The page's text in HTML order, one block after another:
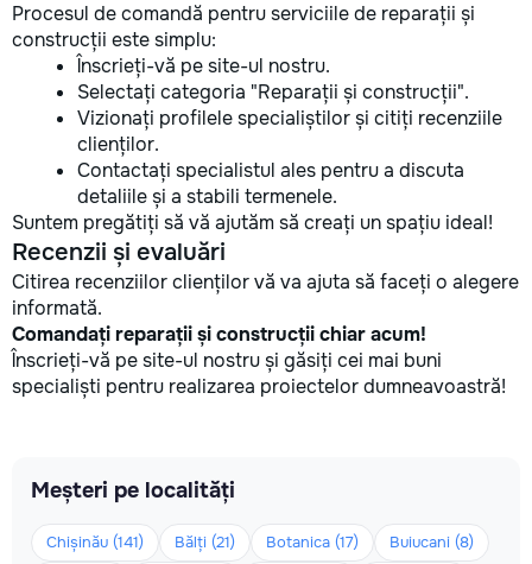
Procesul de comandă pentru serviciile de reparații și
construcții este simplu:
Înscrieți-vă pe site-ul nostru.
Selectați categoria "Reparații și construcții".
Vizionați profilele specialiștilor și citiți recenziile
clienților.
Contactați specialistul ales pentru a discuta
detaliile și a stabili termenele.
Suntem pregătiți să vă ajutăm să creați un spațiu ideal!
Recenzii și evaluări
Citirea recenziilor clienților vă va ajuta să faceți o alegere
informată.
Comandați reparații și construcții chiar acum!
Înscrieți-vă pe site-ul nostru și găsiți cei mai buni
specialiști pentru realizarea proiectelor dumneavoastră!
Meșteri pe localități
Chișinău (141) Bălți (21) Botanica (17)
Buiucani (8)